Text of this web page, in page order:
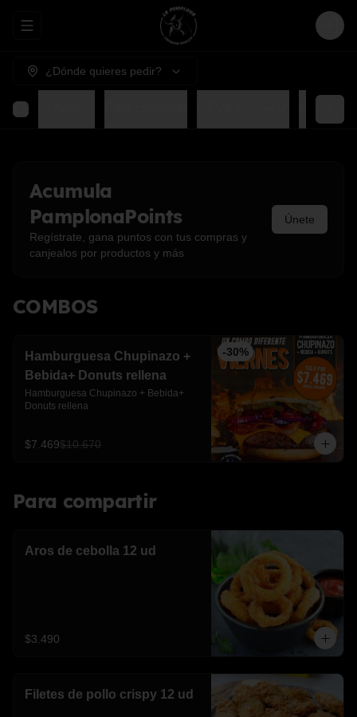
Abrir menu de navegación Login
¿Dónde quieres pedir?
Acumula
PamplonaPoints
Regístrate, gana puntos con tus compras y
canjealos por productos y más
Únete
COMBOS
-30%
Hamburguesa Chupinazo +
Bebida+ Donuts rellena
Hamburguesa Chupinazo + Bebida+
Donuts rellena
$7.469$10.670
Para compartir
Aros de cebolla 12 ud
$3.490
Filetes de pollo crispy 12 ud